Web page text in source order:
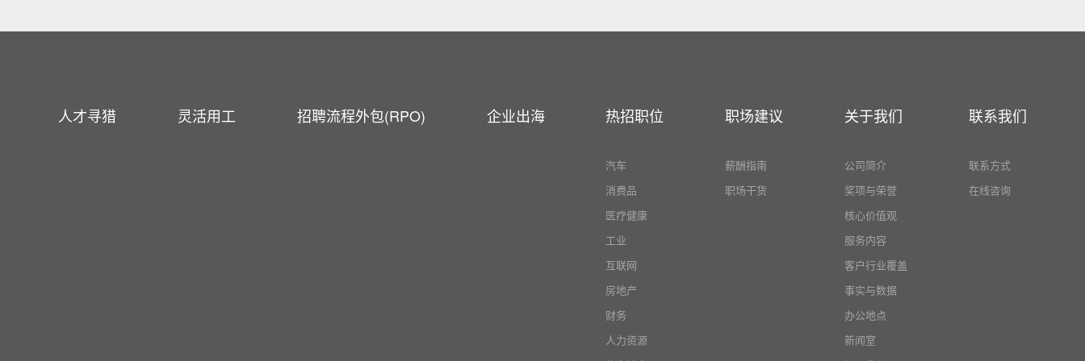
人才寻猎 灵活用工 招聘流程外包(RPO) 企业出海 热招职位
汽车
消费品
医疗健康
工业
互联网
房地产
财务
人力资源
职场建议
薪酬指南
职场干货
关于我们
公司简介
奖项与荣誉
核心价值观
服务内容
客户行业覆盖
事实与数据
办公地点
新闻室
联系我们
联系方式
在线咨询